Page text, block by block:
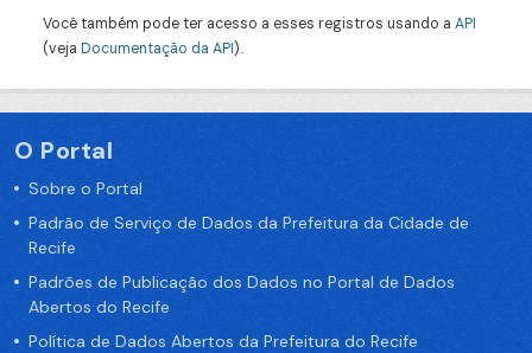
Você também pode ter acesso a esses registros usando a API
(veja Documentação da API).
O Portal
Sobre o Portal
Padrão de Serviço de Dados da Prefeitura da Cidade de
Recife
Padrões de Publicação dos Dados no Portal de Dados
Abertos do Recife
Política de Dados Abertos da Prefeitura do Recife